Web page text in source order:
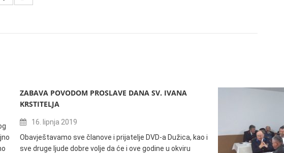
ZABAVA POVODOM PROSLAVE DANA SV. IVANA
KRSTITELJA
16. lipnja 2019
Obavještavamo sve članove i prijatelje DVD-a Dužica, kao i
sve druge ljude dobre volje da će i ove godine u okviru